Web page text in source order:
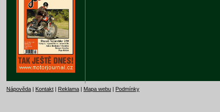
Nápověda | Kontakt | Reklama | Mapa webu | Podmínky